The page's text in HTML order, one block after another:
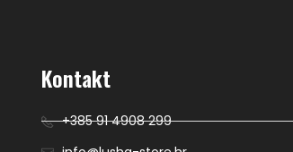
Kontakt
+385 91 4908 299